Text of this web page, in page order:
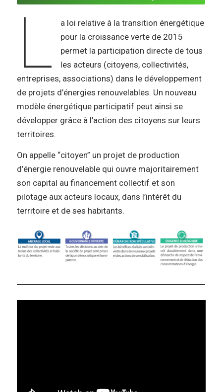
L
a loi relative à la transition énergétique
pour la croissance verte de 2015
permet la participation directe de tous
les acteurs (citoyens, collectivités,
entreprises, associations) dans le développement
de projets d’énergies renouvelables. Un nouveau
modèle énergétique participatif peut ainsi se
développer grâce à l’action des citoyens sur leurs
territoires.
On appelle “citoyen” un projet de production
d’énergie renouvelable qui ouvre majoritairement
son capital au financement collectif et son
pilotage aux acteurs locaux, dans l’intérêt du
territoire et de ses habitants.